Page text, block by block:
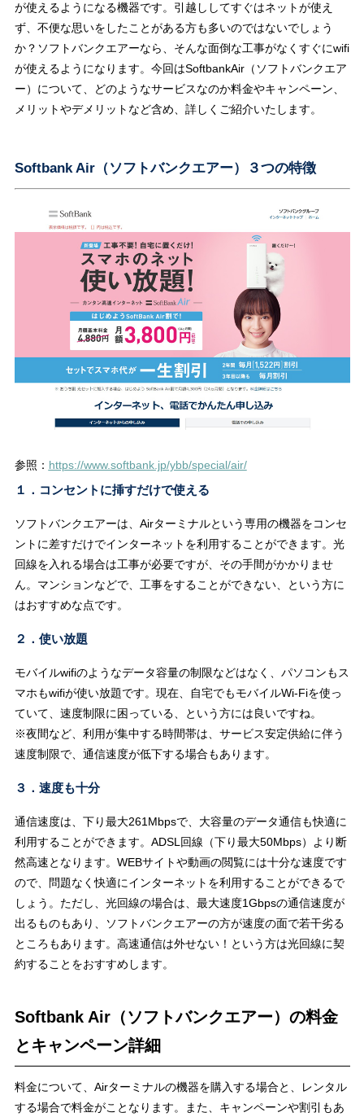
が使えるようになる機器です。引越ししてすぐはネットが使え
ず、不便な思いをしたことがある方も多いのではないでしょう
か？ソフトバンクエアーなら、そんな面倒な工事がなくすぐにwifi
が使えるようになります。今回はSoftbankAir（ソフトバンクエア
ー）について、どのようなサービスなのか料金やキャンペーン、
メリットやデメリットなど含め、詳しくご紹介いたします。
Softbank Air（ソフトバンクエアー）３つの特徴
参照： https://www.softbank.jp/ybb/special/air/
１．コンセントに挿すだけで使える
ソフトバンクエアーは、Airターミナルという専用の機器をコンセ
ントに差すだけでインターネットを利用することができます。光
回線を入れる場合は工事が必要ですが、その手間がかかりませ
ん。マンションなどで、工事をすることができない、という方に
はおすすめな点です。
２．使い放題
モバイルwifiのようなデータ容量の制限などはなく、パソコンもス
マホもwifiが使い放題です。現在、自宅でもモバイルWi-Fiを使っ
ていて、速度制限に困っている、という方には良いですね。
※夜間など、利用が集中する時間帯は、サービス安定供給に伴う
速度制限で、通信速度が低下する場合もあります。
３．速度も十分
通信速度は、下り最大261Mbpsで、大容量のデータ通信も快適に
利用することができます。ADSL回線（下り最大50Mbps）より断
然高速となります。WEBサイトや動画の閲覧には十分な速度です
ので、問題なく快適にインターネットを利用することができるで
しょう。ただし、光回線の場合は、最大速度1Gbpsの通信速度が
出るものもあり、ソフトバンクエアーの方が速度の面で若干劣る
ところもあります。高速通信は外せない！という方は光回線に契
約することをおすすめします。
Softbank Air（ソフトバンクエアー）の料金
とキャンペーン詳細
料金について、Airターミナルの機器を購入する場合と、レンタル
する場合で料金がことなります。また、キャンペーンや割引もあ